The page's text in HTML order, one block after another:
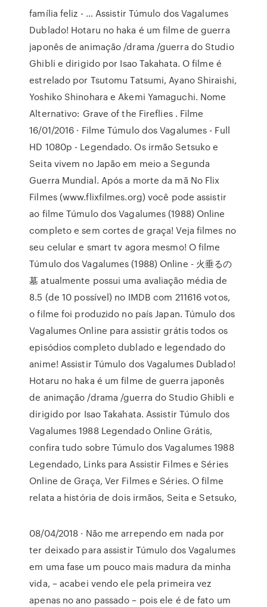
família feliz - … Assistir Túmulo dos Vagalumes
Dublado! Hotaru no haka é um filme de guerra
japonês de animação /drama /guerra do Studio
Ghibli e dirigido por Isao Takahata. O filme é
estrelado por Tsutomu Tatsumi, Ayano Shiraishi,
Yoshiko Shinohara e Akemi Yamaguchi. Nome
Alternativo: Grave of the Fireflies . Filme
16/01/2016 · Filme Túmulo dos Vagalumes - Full
HD 1080p - Legendado. Os irmão Setsuko e
Seita vivem no Japão em meio a Segunda
Guerra Mundial. Após a morte da mã No Flix
Filmes (www.flixfilmes.org) você pode assistir
ao filme Túmulo dos Vagalumes (1988) Online
completo e sem cortes de graça! Veja filmes no
seu celular e smart tv agora mesmo! O filme
Túmulo dos Vagalumes (1988) Online - 火垂るの
墓 atualmente possui uma avaliação média de
8.5 (de 10 possível) no IMDB com 211616 votos,
o filme foi produzido no país Japan. Túmulo dos
Vagalumes Online para assistir grátis todos os
episódios completo dublado e legendado do
anime! Assistir Túmulo dos Vagalumes Dublado!
Hotaru no haka é um filme de guerra japonês
de animação /drama /guerra do Studio Ghibli e
dirigido por Isao Takahata. Assistir Túmulo dos
Vagalumes 1988 Legendado Online Grátis,
confira tudo sobre Túmulo dos Vagalumes 1988
Legendado, Links para Assistir Filmes e Séries
Online de Graça, Ver Filmes e Séries. O filme
relata a história de dois irmãos, Seita e Setsuko,
08/04/2018 · Não me arrependo em nada por
ter deixado para assistir Túmulo dos Vagalumes
em uma fase um pouco mais madura da minha
vida, – acabei vendo ele pela primeira vez
apenas no ano passado – pois ele é de fato um